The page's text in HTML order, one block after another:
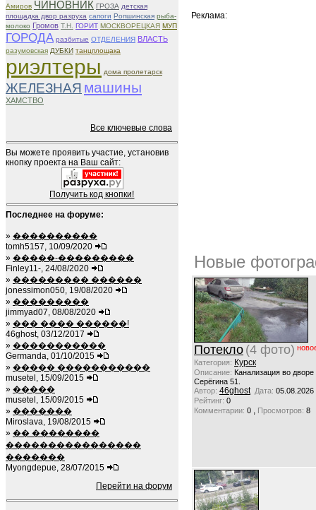
Амиров ЧИНОВНИК ГРОЗА детская
площадка двор разруха сапоги Ропшинская рыба-
молоко Громов Т.Н. ГОРИТ МОСКВОРЕЦКАЯ МУП
ГОРОДА разбитые ОТДЕЛЕНИЯ ВЛАСТЬ
разумовская ДУБКИ танцплощака
риэлтеры дома пролетарск
ЖЕЛЕЗНАЯ машины
ХАМСТВО
Все ключевые слова
Вы можете проявить участие, установив
кнопку проекта на Ваш сайт:
Получить код кнопки!
Последнее на форуме:
» ����������
tomh5157, 10/09/2020
» �����-���������
Finley11-, 24/08/2020
» ��������� ������
jonessimon050, 19/08/2020
» ���������
jimmyad07, 08/08/2020
» ��� ���� ������!
46ghost, 03/12/2017
» �����������
Germanda, 01/10/2015
» ����� �����������
musetel, 15/09/2015
» �����
musetel, 15/09/2015
» �������
Miroslava, 19/08/2015
» �� ��������
����������������
�������
Myongdepue, 28/07/2015
Перейти на форум
Реклама:
Новые
Потекло (4 фото)
Категория: Курск
Описание: Канализация во
Серёгина 51.
Автор: 46ghost Дата: 05.08.2026
Рейтинг: 0
Комментарии: 0 , Просмотров: 8